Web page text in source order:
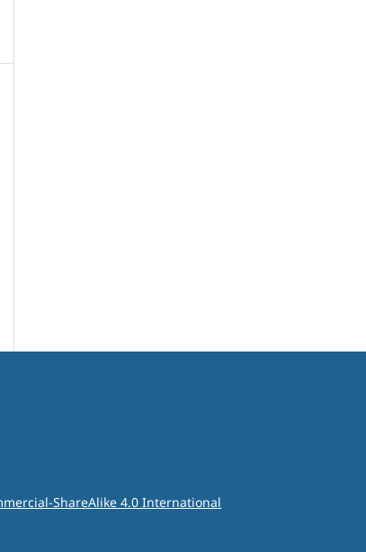
ShareAlike 4.0 International